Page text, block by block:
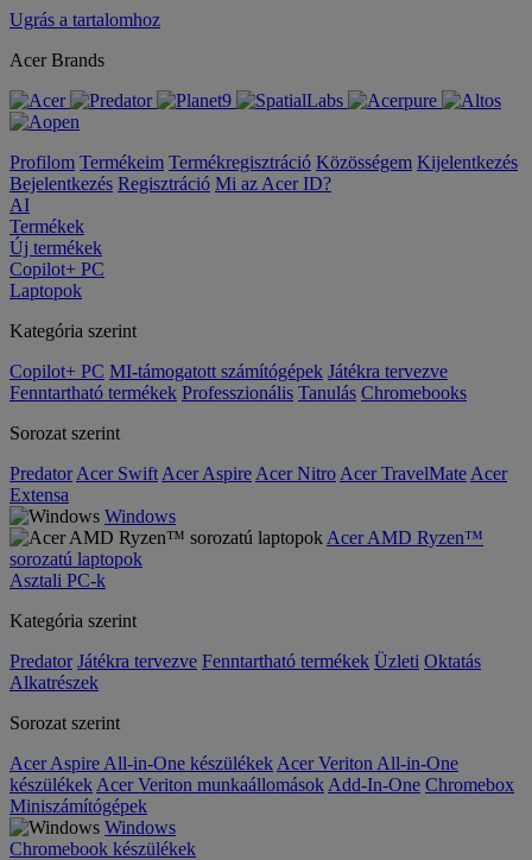
Ugrás a tartalomhoz
Acer Brands
Profilom Termékeim Termékregisztráció Közösségem Kijelentkezés
Bejelentkezés Regisztráció Mi az Acer ID?
AI
Termékek
Új termékek
Copilot+ PC
Laptopok
Kategória szerint
Copilot+ PC MI-támogatott számítógépek Játékra tervezve
Fenntartható termékek Professzionális Tanulás Chromebooks
Sorozat szerint
Predator Acer Swift Acer Aspire Acer Nitro Acer TravelMate Acer
Extensa
Windows
Acer AMD Ryzen™
sorozatú laptopok
Asztali PC-k
Kategória szerint
Predator Játékra tervezve Fenntartható termékek Üzleti Oktatás
Alkatrészek
Sorozat szerint
Acer Aspire All-in-One készülékek Acer Veriton All-in-One
készülékek Acer Veriton munkaállomások Add-In-One Chromebox
Miniszámítógépek
Windows
Chromebook készülékek